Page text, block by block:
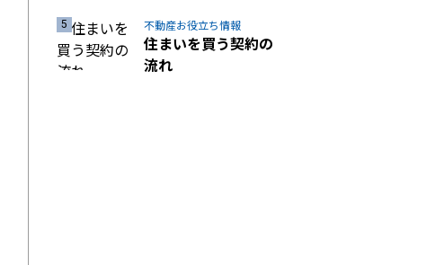
不動産お役立ち情報
住まいを買う契約の
流れ